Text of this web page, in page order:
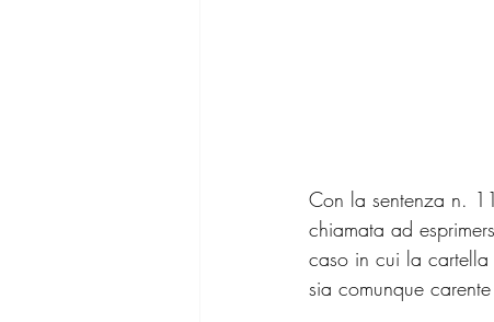
Con la sentenza n.
chiamata ad
caso in cui la
sia comunque